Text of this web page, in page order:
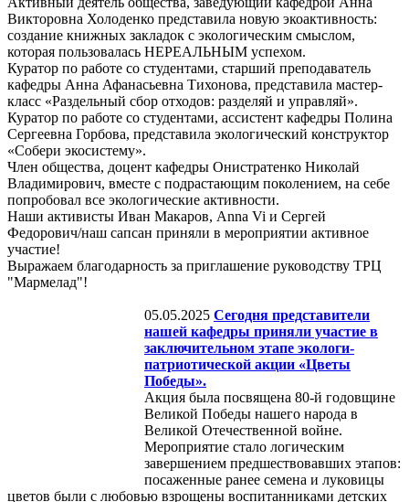
Викторовна Холоденко представила новую экоактивность:
создание книжных закладок с экологическим смыслом,
которая пользовалась НЕРЕАЛЬНЫМ успехом.
Куратор по работе со студентами, старший преподаватель
кафедры Анна Афанасьевна Тихонова, представила мастер-
класс «Раздельный сбор отходов: разделяй и управляй».
Куратор по работе со студентами, ассистент кафедры Полина
Сергеевна Горбова, представила экологический конструктор
«Собери экосистему».
Член общества, доцент кафедры Онистратенко Николай
Владимирович, вместе с подрастающим поколением, на себе
попробовал все экологические активности.
Наши активисты Иван Макаров, Anna Vi и Сергей
Федорович/наш сапсан приняли в мероприятии активное
участие!
Выражаем благодарность за приглашение руководству ТРЦ
"Мармелад"!
05.05.2025 Сегодня представители
нашей кафедры приняли участие в
заключительном этапе экологи-
патриотической акции «Цветы
Победы».
Акция была посвящена 80-й годовщине
Великой Победы нашего народа в
Великой Отечественной войне.
Мероприятие стало логическим
завершением предшествовавших этапов:
посаженные ранее семена и луковицы
цветов были с любовью взрощены воспитанниками детских